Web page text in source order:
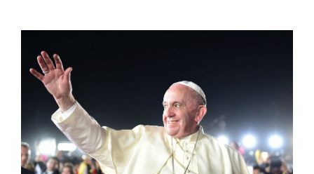
Estudiantes
Académicos
Funcionarios
Alumni